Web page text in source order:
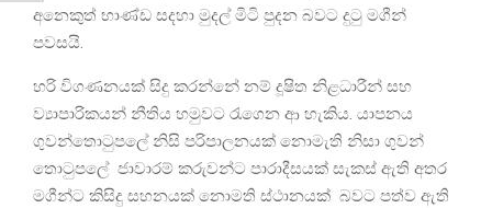
අනෙකුත් භාණ්ඩ සදහා මුදල් මිටි පුදන බවට දුටු මගීන්
පවසයි.
හරි විගණනයක් සිදු කරන්නේ නම් දූෂිත නිළධාරීන් සහ
ව්‍යාපාරිකයන් නීතිය හමුවට රැගෙන ආ හැකිය. යාපනය
ගුවන්තොටුපලේ නිසි පරිපාලනයක් නොමැති නිසා ගුවන්
තොටුපලේ ජාවාරම් කරුවන්ට පාරාදීසයක් සැකස් ඇති අතර
මගීන්ට කිසිදු සහනයක් නොමති ස්ථානයක් බවට පත්ව ඇති